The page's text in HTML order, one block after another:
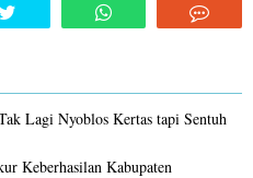
Lagi Nyoblos Kertas tapi Sentuh
Keberhasilan Kabupaten